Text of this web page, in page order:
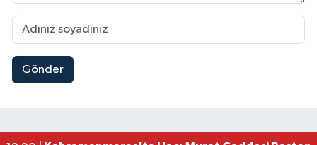
Gönder
12:48 |Müge Anlı'da gündeme gelen Palu Ailesi